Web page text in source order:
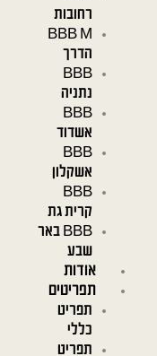
רחובות
BBB M
הדרך
BBB
נתניה
BBB
אשדוד
BBB
אשקלון
BBB
קרית גת
BBB באר
שבע
אודות
תפריטים
תפריט
כללי
תפריט